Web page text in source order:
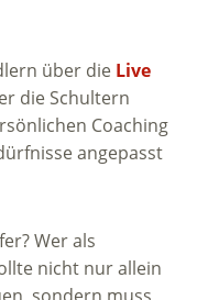
über die Live
die Schultern
Coaching
angepasst
Wer als
nicht nur allein